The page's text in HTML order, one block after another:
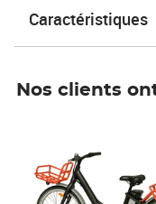
Caractéristiques
Nos clients